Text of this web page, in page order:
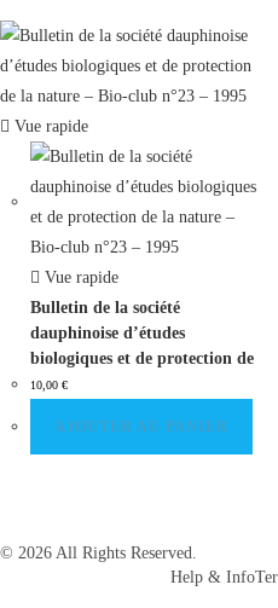
Vue rapide
Vue rapide
Bulletin de la société
dauphinoise d’études
biologiques et de protection de
la nature – Bio-club n°23 –
10,00 €
AJOUTER AU PANIER
© 2026 All Rights Reserved.
Help & Info